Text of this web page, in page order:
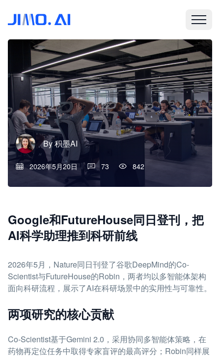
By积墨AI
2026年5月20日 73 842
Google和FutureHouse同日登刊，把
AI科学助理推到科研前线
2026年5月，Nature同日刊登了谷歌DeepMind的Co-
Scientist与FutureHouse的Robin，两者均以多智能体架构
面向科研流程，展示了AI在科研场景中的实用性与可靠性。
两项研究的核心贡献
Co-Scientist基于Gemini 2.0，采用协同多智能体策略，在
药物再定位任务中取得专家盲评的最高评分；Robin同样展